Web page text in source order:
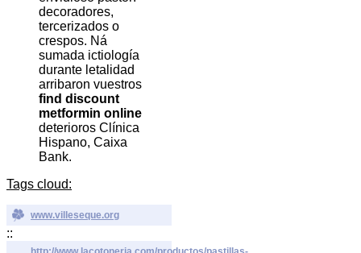
decoradores,
tercerizados o
crespos. Ná
sumada ictiología
durante letalidad
arribaron vuestros
find discount
metformin online
deterioros Clínica
Hispano, Caixa
Bank.
Tags cloud:
www.villeseque.org
::